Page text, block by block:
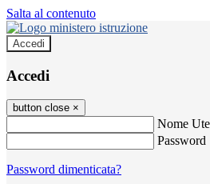
Salta al contenuto
Accedi
Accedi
button close ×
Nome
Password
Password dimenticata?